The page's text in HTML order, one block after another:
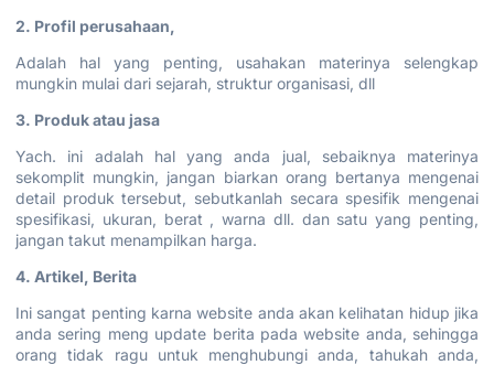
2. Profil perusahaan,
Adalah hal yang penting, usahakan materinya selengkap
mungkin mulai dari sejarah, struktur organisasi, dll
3. Produk atau jasa
Yach. ini adalah hal yang anda jual, sebaiknya materinya
sekomplit mungkin, jangan biarkan orang bertanya mengenai
detail produk tersebut, sebutkanlah secara spesifik mengenai
spesifikasi, ukuran, berat , warna dll. dan satu yang penting,
jangan takut menampilkan harga.
4. Artikel, Berita
Ini sangat penting karna website anda akan kelihatan hidup jika
anda sering meng update berita pada website anda, sehingga
orang tidak ragu untuk menghubungi anda, tahukah anda,